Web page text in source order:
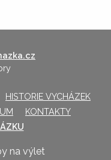
HISTORIE VYCHÁZEK
KONTAKTY